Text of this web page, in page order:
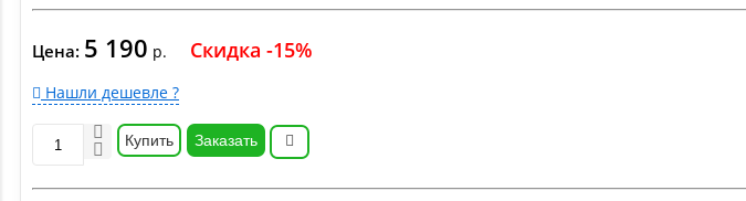
Цена: 5 190 р. Скидка -15%
Нашли дешевле ?
Купить Заказать